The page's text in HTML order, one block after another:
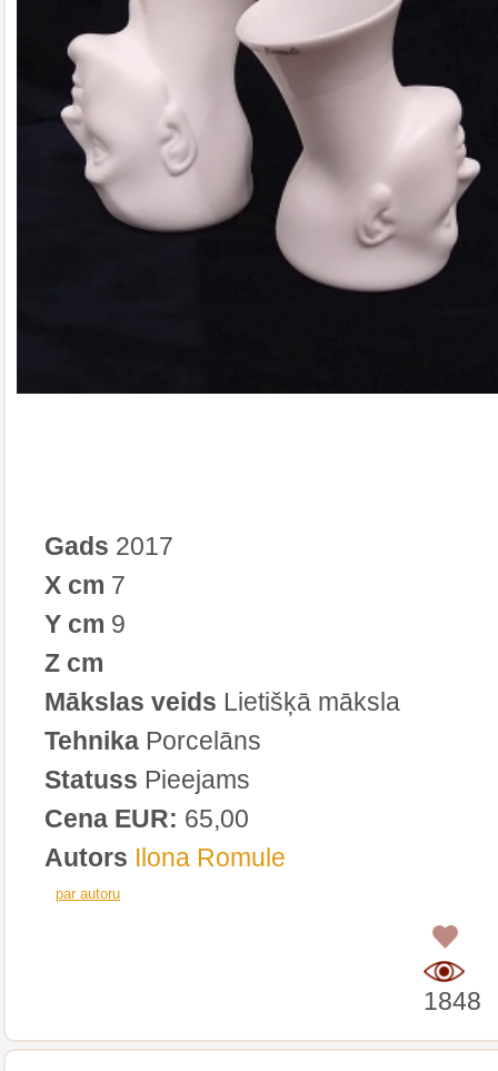
Gads 2017
X cm 7
Y cm 9
Z cm
Mākslas veids Lietišķā māksla
Tehnika Porcelāns
Statuss Pieejams
Cena EUR: 65,00
Autors Ilona Romule
par autoru
1848